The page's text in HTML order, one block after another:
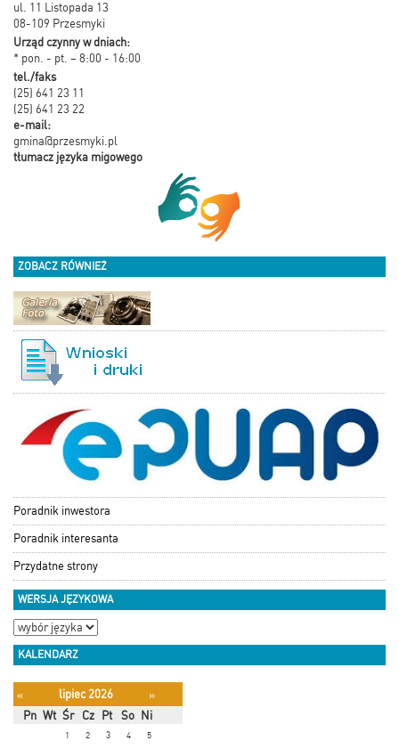
ul. 11 Listopada 13
08-109 Przesmyki
Urząd czynny w dniach:
* pon. - pt. – 8:00 - 16:00
tel./faks
(25) 641 23 11
(25) 641 23 22
e-mail:
gmina@przesmyki.pl
tłumacz języka migowego
ZOBACZ RÓWNIEŻ
Poradnik inwestora
Poradnik interesanta
Przydatne strony
WERSJA JĘZYKOWA
KALENDARZ
« lipiec 2026
»
Pn Wt Śr Cz Pt So Ni
1 2 3 4 5